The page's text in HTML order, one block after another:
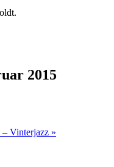
2015
– Vinterjazz »